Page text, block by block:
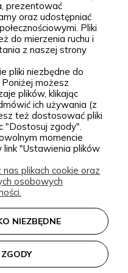
z dużą starannością
w naszej
zarówno
jak i ciekawsze,
drzewa, byliny
roślina jest przez
przycinana i
trafić do Twojego
W Zielonej Parze
na jakość sadzonek.
zdrowa roślina to
nie traktujemy
produktu.
prowadzone i
dzięki czemu
prezentować
oraz udostępniać
Pliki
do mierzenia ruchu i
z naszej strony
pliki niezbędne do
możesz
plików, klikając
ich używania (z
też dostosować pliki
"Dostosuj zgody".
momencie
link "Ustawienia plików
plikach cookie oraz
osobowych
NIEZBĘDNE